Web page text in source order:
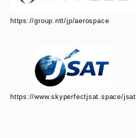
https://group.ntt/jp/aerospace
https://www.skyperfectjsat.space/jsat